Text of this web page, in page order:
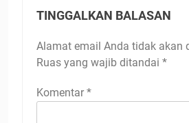
TINGGALKAN BALASAN
Alamat email Anda tidak akan
Ruas yang wajib ditandai *
Komentar *